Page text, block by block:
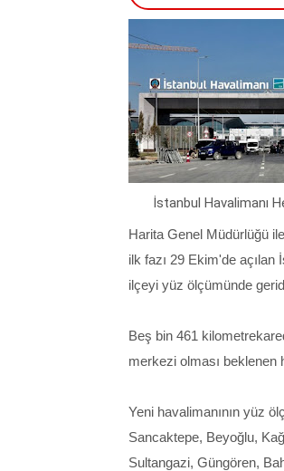
İstanbul Havalimanı
Harita Genel Müdürlüğü
ilk fazı 29 Ekim'de
ilçeyi yüz ölçümünde
Beş bin 461
merkezi olması beklenen
Yeni havalimanının yüz
Sancaktepe, Beyoğlu,
Sultangazi, Güngören,